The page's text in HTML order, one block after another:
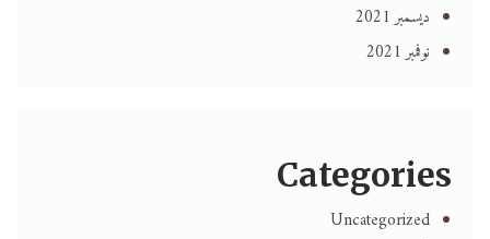
ديسمبر 2021
نوفمبر 2021
Categories
Uncategorized